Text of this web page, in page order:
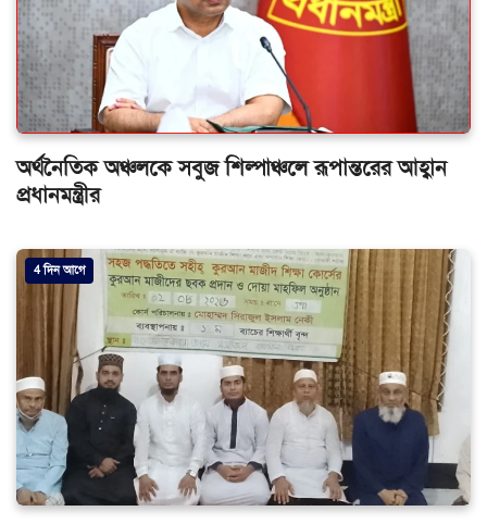
অর্থনৈতিক অঞ্চলকে সবুজ শিল্পাঞ্চলে রূপান্তরের আহ্বান
প্রধানমন্ত্রীর
4 দিন আগে